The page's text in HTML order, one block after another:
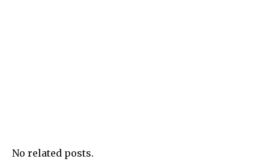
No related posts.